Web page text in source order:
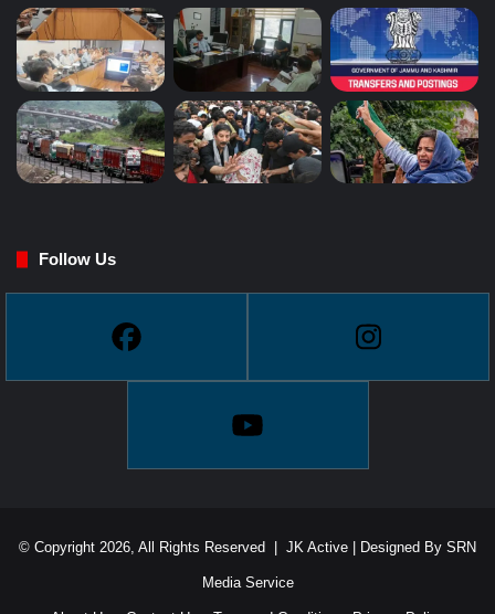
Follow Us
© Copyright 2026, All Rights Reserved | JK Active | Designed By SRN
Media Service